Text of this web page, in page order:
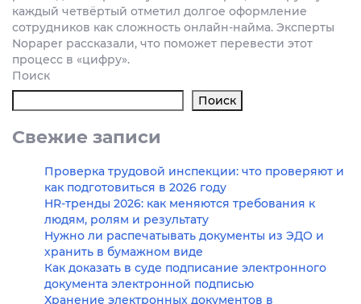
каждый четвёртый отметил долгое оформление
сотрудников как сложность онлайн-найма. Эксперты
Nopaper рассказали, что поможет перевести этот
процесс в «цифру».
Поиск
Поиск
Свежие записи
Проверка трудовой инспекции: что проверяют и
как подготовиться в 2026 году
HR-тренды 2026: как меняются требования к
людям, ролям и результату
Нужно ли распечатывать документы из ЭДО и
хранить в бумажном виде
Как доказать в суде подписание электронного
документа электронной подписью
Хранение электронных документов в